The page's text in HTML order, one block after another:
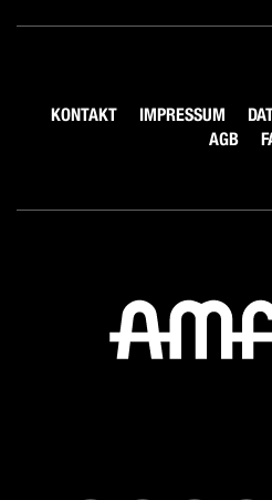
KONTAKT IMPRESSUM
AGB